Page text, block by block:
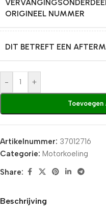
ORIGINEEL NUMMER
DIT BETREFT EEN
- +
Toevoegen
Artikelnummer: 37012716
Categorie: Motorkoeling
Share:
Beschrijving